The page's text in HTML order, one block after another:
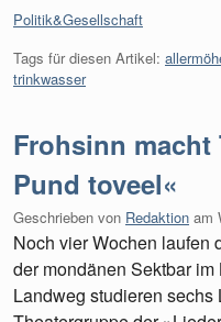
Kategorien:
Politik&Gesellschaft
Tags für diesen Artikel:
trinkwasser
Frohsinn macht
Pund toveel«
Geschrieben von Redaktion am
Noch vier Wochen laufen
der mondänen Sektbar
Landweg studieren